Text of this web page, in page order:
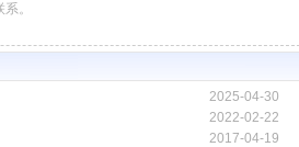
。
2025-04-30
2022-02-22
2017-04-19